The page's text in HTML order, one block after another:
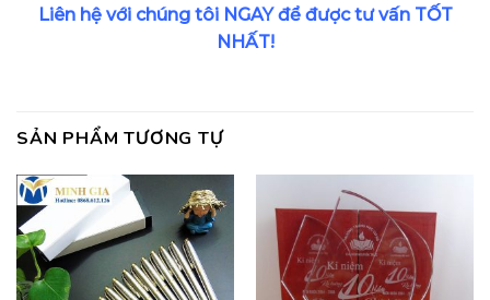
Liên hệ với chúng tôi NGAY để được tư vấn TỐT
NHẤT!
SẢN PHẨM TƯƠNG TỰ